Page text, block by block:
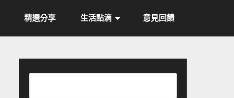
精選分享 生活點滴 意見回饋